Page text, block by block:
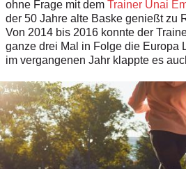
ohne Frage mit dem Trainer Unai
der 50 Jahre alte Baske genießt zu
Von 2014 bis 2016 konnte der
ganze drei Mal in Folge die Europa
im vergangenen Jahr klappte es